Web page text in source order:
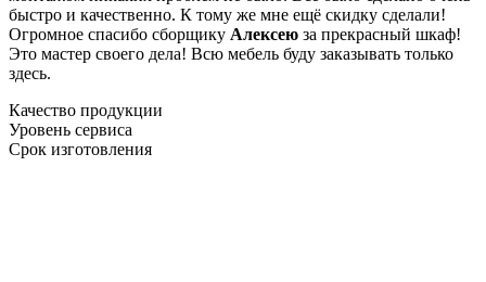
быстро и качественно. К тому же мне ещё скидку сделали!
Огромное спасибо сборщику Алексею за прекрасный шкаф!
Это мастер своего дела! Всю мебель буду заказывать только
здесь.
Качество продукции
Уровень сервиса
Срок изготовления